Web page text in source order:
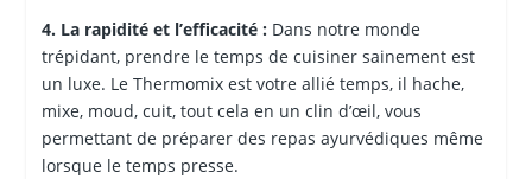
4. La rapidité et l’efficacité :Dans notre monde
trépidant, prendre le temps de cuisiner sainement est
un luxe. Le Thermomix est votre allié temps, il hache,
mixe, moud, cuit, tout cela en un clin d’œil, vous
permettant de préparer des repas ayurvédiques même
lorsque le temps presse.